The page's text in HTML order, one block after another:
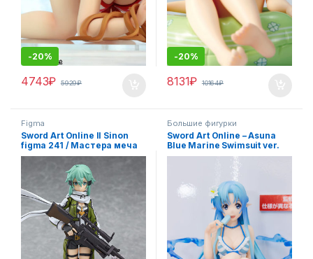
-20%
4743₽ 5929₽
-20%
8131₽ 10164₽
Figma
Sword Art Online II Sinon
figma 241 / Мастера меча
онлайн Синон аниме
Большие фигурки
Sword Art Online – Asuna
Blue Marine Swimsuit ver.
(Мастера меча онлайн
фигурка Асуна в